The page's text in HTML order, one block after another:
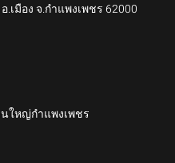
.เมือง จ.กำแพงเพชร 62000
ใหญ่กำแพงเพชร